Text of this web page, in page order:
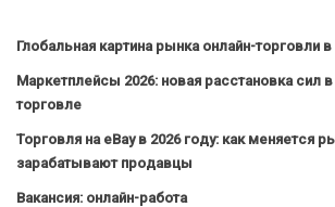
Глобальная картина рынка онлайн-торговли в
Маркетплейсы 2026: новая расстановка сил
торговле
Торговля на eBay в 2026 году: как меняется
зарабатывают продавцы
Вакансия: онлайн-работа